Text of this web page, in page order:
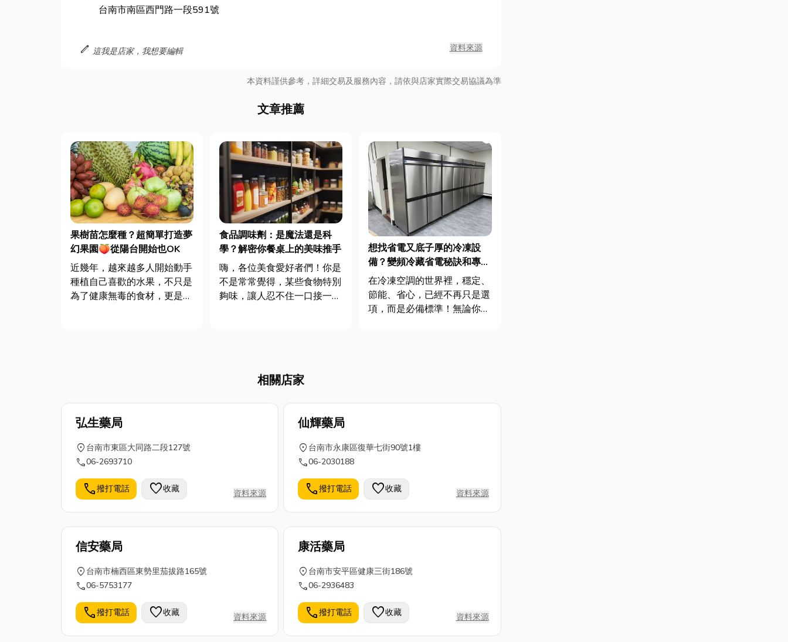
台南市南區西門路一段591號
edit 這我是店家，我想要編輯 資料來源
本資料謹供參考，詳細交易及服務內容，請依與店家實際交易協議為準
文章推薦
果樹苗怎麼種？超簡單打造夢
幻果園🍑從陽台開始也OK
近幾年，越來越多人開始動手
種植自己喜歡的水果，不只是
為了健康無毒的食材，更是一
食品調味劑：是魔法還是科
學？解密你餐桌上的美味推手
嗨，各位美食愛好者們！你是
不是常常覺得，某些食物特別
夠味，讓人忍不住一口接一
解開食品調味劑的神秘面紗，
想找省電又底子厚的冷凍設
備？變頻冷藏省電秘訣和專業
知識都在這！
在冷凍空調的世界裡，穩定、
節能、省心，已經不再只是選
項，而是必備標準！無論你是
款，但你...
相關店家
弘生藥局
location_on 台南市東區大同路二段127號
call06-2693710
call撥打電話 favorite收藏 資料來源
仙輝藥局
location_on 台南市永康區復華七街90號1樓
call06-2030188
call撥打電話 favorite收藏 資料來源
信安藥局
location_on 台南市楠西區東勢里茄拔路165號
call06-5753177
call撥打電話 favorite收藏 資料來源
康活藥局
location_on 台南市安平區健康三街186號
call06-2936483
call撥打電話 favorite收藏 資料來源